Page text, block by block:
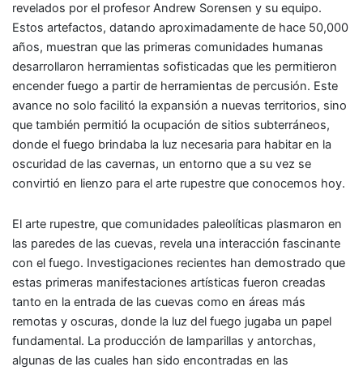
revelados por el profesor Andrew Sorensen y su equipo.
Estos artefactos, datando aproximadamente de hace 50,000
años, muestran que las primeras comunidades humanas
desarrollaron herramientas sofisticadas que les permitieron
encender fuego a partir de herramientas de percusión. Este
avance no solo facilitó la expansión a nuevas territorios, sino
que también permitió la ocupación de sitios subterráneos,
donde el fuego brindaba la luz necesaria para habitar en la
oscuridad de las cavernas, un entorno que a su vez se
convirtió en lienzo para el arte rupestre que conocemos hoy.
El arte rupestre, que comunidades paleolíticas plasmaron en
las paredes de las cuevas, revela una interacción fascinante
con el fuego. Investigaciones recientes han demostrado que
estas primeras manifestaciones artísticas fueron creadas
tanto en la entrada de las cuevas como en áreas más
remotas y oscuras, donde la luz del fuego jugaba un papel
fundamental. La producción de lamparillas y antorchas,
algunas de las cuales han sido encontradas en las